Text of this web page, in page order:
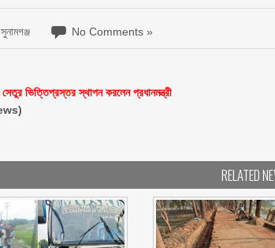
সুনামগঞ্জ No Comments »
সেতুর ভিত্তিপ্রস্তর স্থাপন করলেন প্রধানমন্ত্রী
RELATED